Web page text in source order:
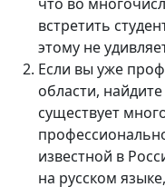
встретить
этому не
Если вы уже
области,
существует
известной в
на русском